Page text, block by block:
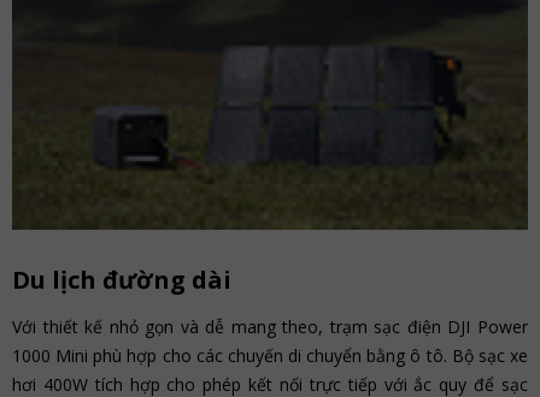
Du lịch đường dài
Với thiết kế nhỏ gọn và dễ mang theo, trạm sạc điện DJI Power
1000 Mini phù hợp cho các chuyến di chuyển bằng ô tô. Bộ sạc xe
hơi 400W tích hợp cho phép kết nối trực tiếp với ắc quy để sạc